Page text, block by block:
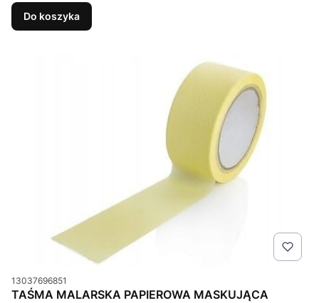
Do koszyka
Kod produktu
13037696851
TAŚMA MALARSKA PAPIEROWA MASKUJĄCA